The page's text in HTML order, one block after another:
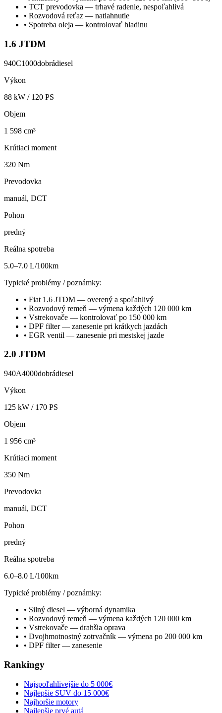
• TCT prevodovka — trhavé radenie, nespoľahlivá
• Rozvodová reťaz — natiahnutie
• Spotreba oleja — kontrolovať hladinu
1.6 JTDM
940C1000dobrádiesel
Výkon
88 kW / 120 PS
Objem
1 598 cm³
Krútiaci moment
320 Nm
Prevodovka
manuál, DCT
Pohon
predný
Reálna spotreba
5.0–7.0 L/100km
Typické problémy / poznámky:
• Fiat 1.6 JTDM — overený a spoľahlivý
• Rozvodový remeň — výmena každých 120 000 km
• Vstrekovače — kontrolovať po 150 000 km
• DPF filter — zanesenie pri krátkych jazdách
• EGR ventil — zanesenie pri mestskej jazde
2.0 JTDM
940A4000dobrádiesel
Výkon
125 kW / 170 PS
Objem
1 956 cm³
Krútiaci moment
350 Nm
Prevodovka
manuál, DCT
Pohon
predný
Reálna spotreba
6.0–8.0 L/100km
Typické problémy / poznámky:
• Silný diesel — výborná dynamika
• Rozvodový remeň — výmena každých 120 000 km
• Vstrekovače — drahšia oprava
• Dvojhmotnostný zotrvačník — výmena po 200 000 km
• DPF filter — zanesenie
Rankingy
Najspoľahlivejšie do 5 000€
Najlepšie SUV do 15 000€
Najhoršie motory
Najlepšie prvé autá